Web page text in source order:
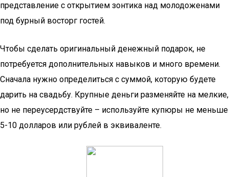
представление с открытием зонтика над молодоженами
под бурный восторг гостей.
Чтобы сделать оригинальный денежный подарок, не
потребуется дополнительных навыков и много времени.
Сначала нужно определиться с суммой, которую будете
дарить на свадьбу. Крупные деньги разменяйте на мелкие,
но не переусердствуйте – используйте купюры не меньше
5-10 долларов или рублей в эквиваленте.